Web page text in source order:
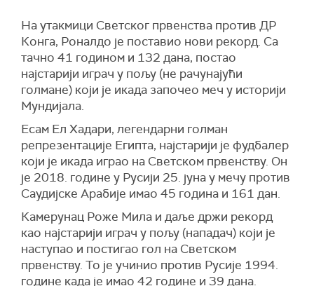
На утакмици Светског првенства против ДР
Конга, Роналдо је поставио нови рекорд. Са
тачно 41 годином и 132 дана, постао
најстарији играч у пољу (не рачунајући
голмане) који је икада започео меч у историји
Мундијала.
Есам Ел Хадари, легендарни голман
репрезентације Египта, најстарији је фудбалер
који је икада играо на Светском првенству. Он
је 2018. године у Русији 25. јуна у мечу против
Саудијске Арабије имао 45 година и 161 дан.
Камерунац Роже Мила и даље држи рекорд
као најстарији играч у пољу (нападач) који је
наступао и постигао гол на Светском
првенству. То је учинио против Русије 1994.
године када је имао 42 године и 39 дана.